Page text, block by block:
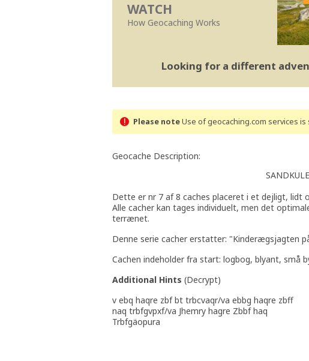
WATCH
How Geocaching Works
Looking for a different
Please noteUse of geocaching.com services
Geocache Description:
Dette er nr 7 af 8 caches placeret i et dejligt, lidt
Alle cacher kan tages individuelt, men det
terrænet.
Denne serie cacher erstatter: "Kinderægsjagten
Cachen indeholder fra start: logbog, blyant, små
Additional Hints (Decrypt)
v ebq haqre zbf bt trbcvaqr/va ebbg haqre zbff
naq trbfgvpxf/va Jhemry hagre Zbbf haq
Trbfgäopura